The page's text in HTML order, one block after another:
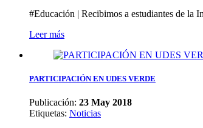
#Educación | Recibimos a estudiantes de la
Leer más
PARTICIPACIÓN EN UDES VERDE
Publicación: 23 May 2018
Etiquetas: Noticias